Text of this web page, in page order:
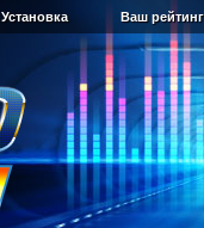
Установка Ваш